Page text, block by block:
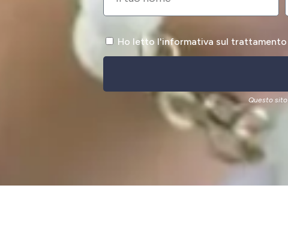
Ho letto l'informativa sul
Questo